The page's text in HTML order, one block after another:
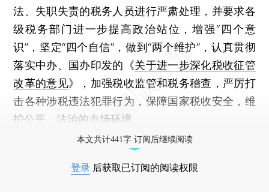
法、失职失责的税务人员进行严肃处理，并要求各
级税务部门进一步提高政治站位，增强“四个意
识”，坚定“四个自信”，做到“两个维护”，认真贯彻
落实中办、国办印发的《关于进一步深化税收征管
改革的意见》，加强税收监管和税务稽查，严厉打
击各种涉税违法犯罪行为，保障国家税收安全，维
护公平、法治的市场环境。
本文共计441字 订阅后继续阅读
登录 后获取已订阅的阅读权限